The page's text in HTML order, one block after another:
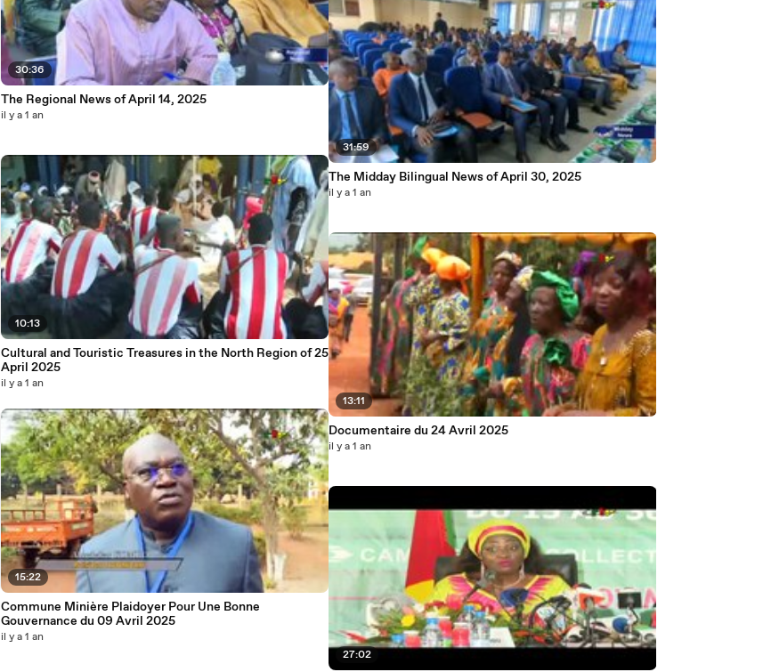
30:36
The Regional News of April 14, 2025
il y a 1 an
10:13
Cultural and Touristic Treasures in the North Region of 25
April 2025
il y a 1 an
15:22
Commune Minière Plaidoyer Pour Une Bonne
Gouvernance du 09 Avril 2025
il y a 1 an
31:59
The Midday Bilingual News of April 30, 2025
il y a 1 an
13:11
Documentaire du 24 Avril 2025
il y a 1 an
27:02